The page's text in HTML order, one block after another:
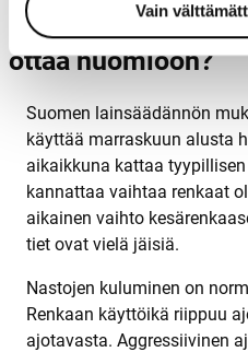
Vain
Mitä
ottaa huomioon?
Suomen lainsäädännön
käyttää marraskuun alusta
aikaikkuna kattaa
kannattaa vaihtaa renkaat
aikainen vaihto
tiet ovat vielä jäisiä.
Nastojen kuluminen on
Renkaan käyttöikä riippuu
ajotavasta. Aggressiivinen